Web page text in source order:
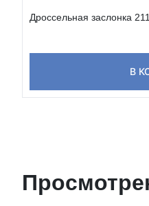
Дроссельная заслонка
В